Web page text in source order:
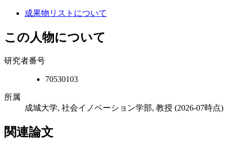
成果物リストについて
この人物について
研究者番号
70530103
所属
成城大学, 社会イノベーション学部, 教授 (2026-07時点)
関連論文